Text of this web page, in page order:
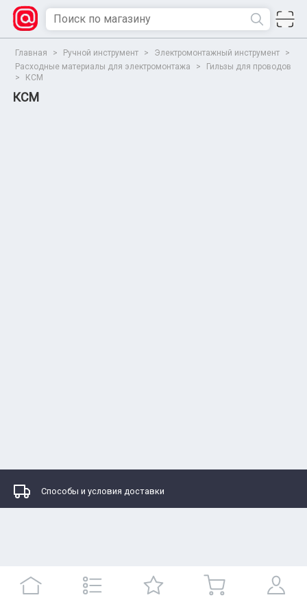
Главная > Ручной инструмент > Электромонтажный инструмент
>
Расходные материалы для электромонтажа
>
Гильзы для проводов
>
КСМ
КСМ
Способы и условия доставки